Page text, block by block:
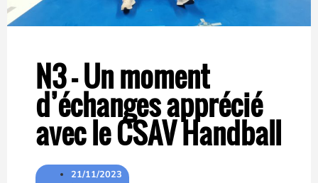
N3 – Un moment
d’échanges apprécié
avec le CSAV Handball
21/11/2023